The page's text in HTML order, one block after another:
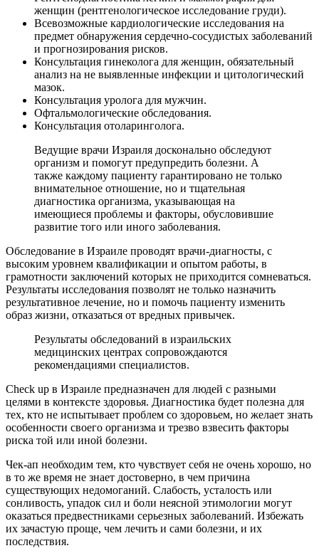
женщин (рентгенологическое исследование груди).
Всевозможные кардиологические исследования на
предмет обнаружения сердечно-сосудистых заболеваний
и прогнозирования рисков.
Консультация гинеколога для женщин, обязательный
анализ на не выявленные инфекции и цитологический
мазок.
Консультация уролога для мужчин.
Офтальмологические обследования.
Консультация отоларинголога.
Ведущие врачи Израиля досконально обследуют
организм и помогут предупредить болезни. А
также каждому пациенту гарантировано не только
внимательное отношение, но и тщательная
диагностика организма, указывающая на
имеющиеся проблемы и факторы, обусловившие
развитие того или иного заболевания.
Обследование в Израиле проводят врачи-диагносты, с
высоким уровнем квалификации и опытом работы, в
грамотности заключений которых не приходится сомневаться.
Результаты исследования позволят не только назначить
результативное лечение, но и помочь пациенту изменить
образ жизни, отказаться от вредных привычек.
Результаты обследований в израильских
медицинских центрах сопровождаются
рекомендациями специалистов.
Check up в Израиле предназначен для людей с разными
целями в контексте здоровья. Диагностика будет полезна для
тех, кто не испытывает проблем со здоровьем, но желает знать
особенности своего организма и трезво взвесить факторы
риска той или иной болезни.
Чек-ап необходим тем, кто чувствует себя не очень хорошо, но
в то же время не знает достоверно, в чем причина
существующих недомоганий. Слабость, усталость или
сонливость, упадок сил и боли неясной этимологии могут
оказаться предвестниками серьезных заболеваний. Избежать
их зачастую проще, чем лечить и сами болезни, и их
последствия.